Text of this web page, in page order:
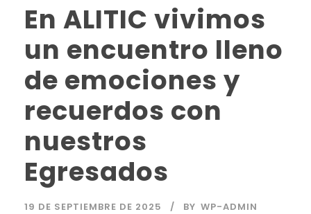
En ALITIC vivimos
un encuentro lleno
de emociones y
recuerdos con
nuestros
Egresados
19 DE SEPTIEMBRE DE 2025 BY WP-ADMIN